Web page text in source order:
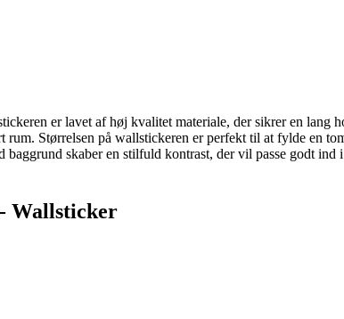
er lavet af høj kvalitet materiale, der sikrer en lang
Størrelsen på wallstickeren er perfekt til at fylde en
skaber en stilfuld kontrast, der vil passe godt
Wallsticker